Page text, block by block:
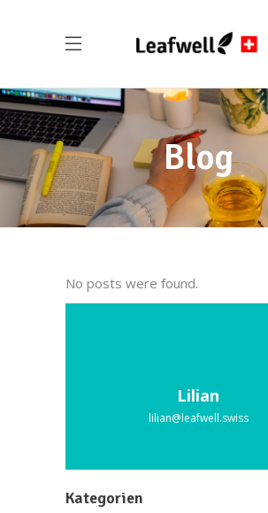
Blog
No posts were found.
Lilian
lilian@leafwell.swiss
Kategorien